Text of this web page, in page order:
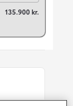
135.900 kr.